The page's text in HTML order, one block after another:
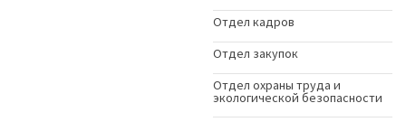
Отдел кадров
Отдел закупок
Отдел охраны труда и
экологической безопасности